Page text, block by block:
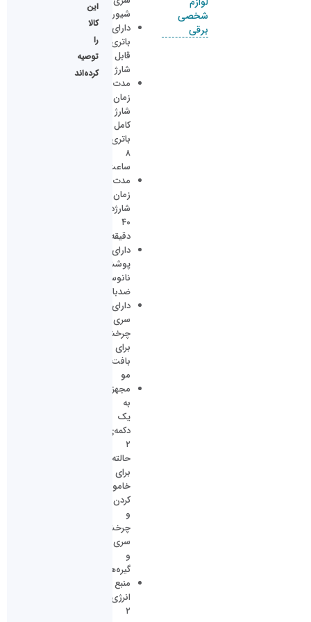
شخصی
برقی
شیور
دارای
باتری
قابل
شارژ
مدت
زمان
شارژ
کامل
باتری:
۸
ساعت
مدت
زمان
شارژدهی
۴۰
دقیقه
دارای
پوشش
نانوسیلور
ضدباکتری
دارای
سری
چرخشی
برای
بافت
مو
مجهز
به
یک
دکمه‌ی
۲
حالته
برای
خاموش
کردن
و
چرخش
سری
و
گیره‌ها
منبع
انرژی
۲
این
کالا
را
توصیه
کرده‌اند